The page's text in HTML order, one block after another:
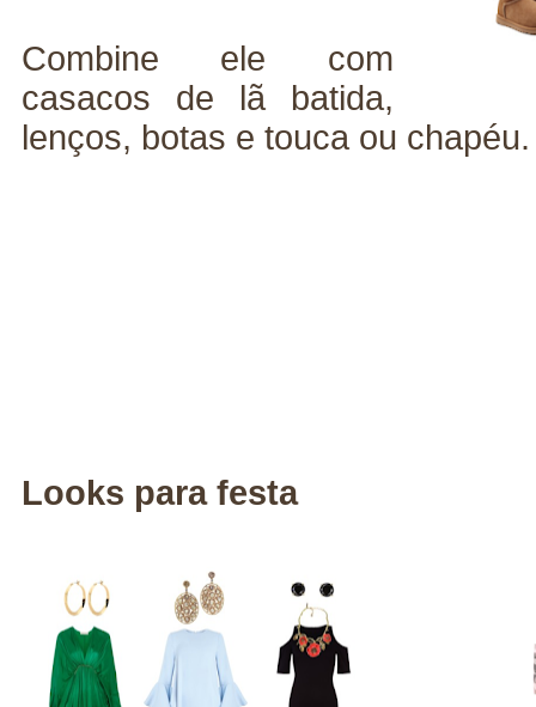
Combine ele com
casacos de lã batida,
lenços, botas e touca ou
Looks para festa